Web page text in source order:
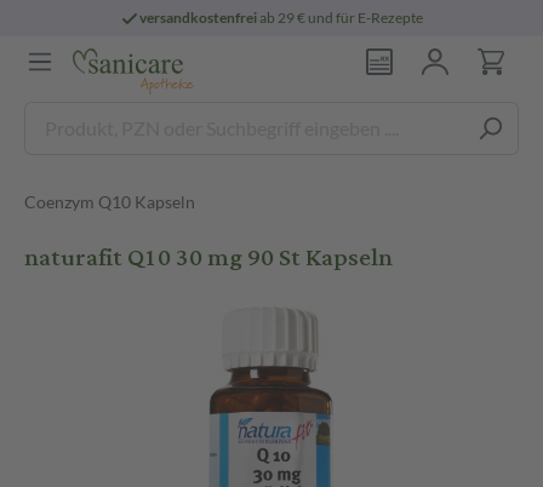
versandkostenfreiab 29 € und für E-Rezepte
Coenzym Q10 Kapseln
naturafit Q10 30 mg 90 St Kapseln